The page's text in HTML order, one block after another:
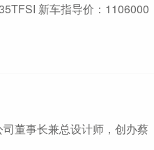
新车指导价：1106000
董事长兼总设计师，创办蔡